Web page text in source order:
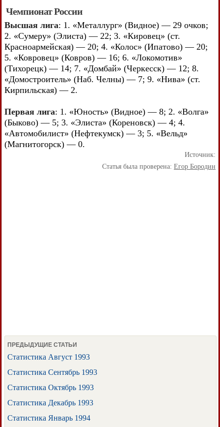
Чемпионат России
Высшая лига: 1. «Металлург» (Видное) — 29 очков;
2. «Сумеру» (Элиста) — 22; 3. «Кировец» (ст.
Красноармейская) — 20; 4. «Колос» (Ипатово) — 20;
5. «Ковровец» (Ковров) — 16; 6. «Локомотив»
(Тихорецк) — 14; 7. «Домбай» (Черкесск) — 12; 8.
«Домостроитель» (Наб. Челны) — 7; 9. «Нива» (ст.
Кирпильская) — 2.
Первая лига: 1. «Юность» (Видное) — 8; 2. «Волга»
(Быково) — 5; 3. «Элиста» (Кореновск) — 4; 4.
«Автомобилист» (Нефтекумск) — 3; 5. «Вельд»
(Магнитогорск) — 0.
Источник:
Статья была проверена: Егор Бородин
ПРЕДЫДУЩИЕ СТАТЬИ
Статистика Август 1993
Статистика Сентябрь 1993
Статистика Октябрь 1993
Статистика Декабрь 1993
Статистика Январь 1994